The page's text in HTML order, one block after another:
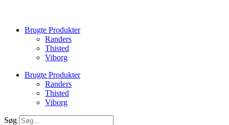
Brugte Produkter
Randers
Thisted
Viborg
Brugte Produkter
Randers
Thisted
Viborg
Søg